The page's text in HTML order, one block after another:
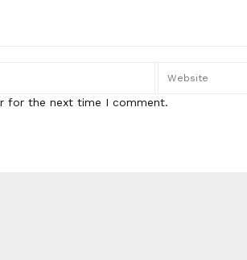
for the next time I comment.